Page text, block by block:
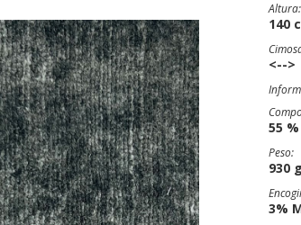
Altura:
140
<-->
55 %
Peso:
930
3%